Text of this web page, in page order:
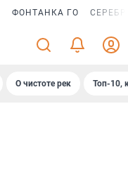
ФОНТАНКА ГО
О чистоте рек Топ-10,